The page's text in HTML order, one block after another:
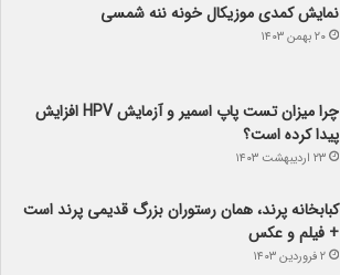
نمایش کمدی موزیکال خونه ننه شمسی
۲۰ بهمن ۱۴۰۳
چرا میزان تست پاپ اسمیر و آزمایش HPV افزایش
پیدا کرده است؟
۲۳ اردیبهشت ۱۴۰۳
کبابخانه پرند، همان رستوران بزرگ قدیمی پرند است
+ فیلم و عکس
۲ فروردین ۱۴۰۳